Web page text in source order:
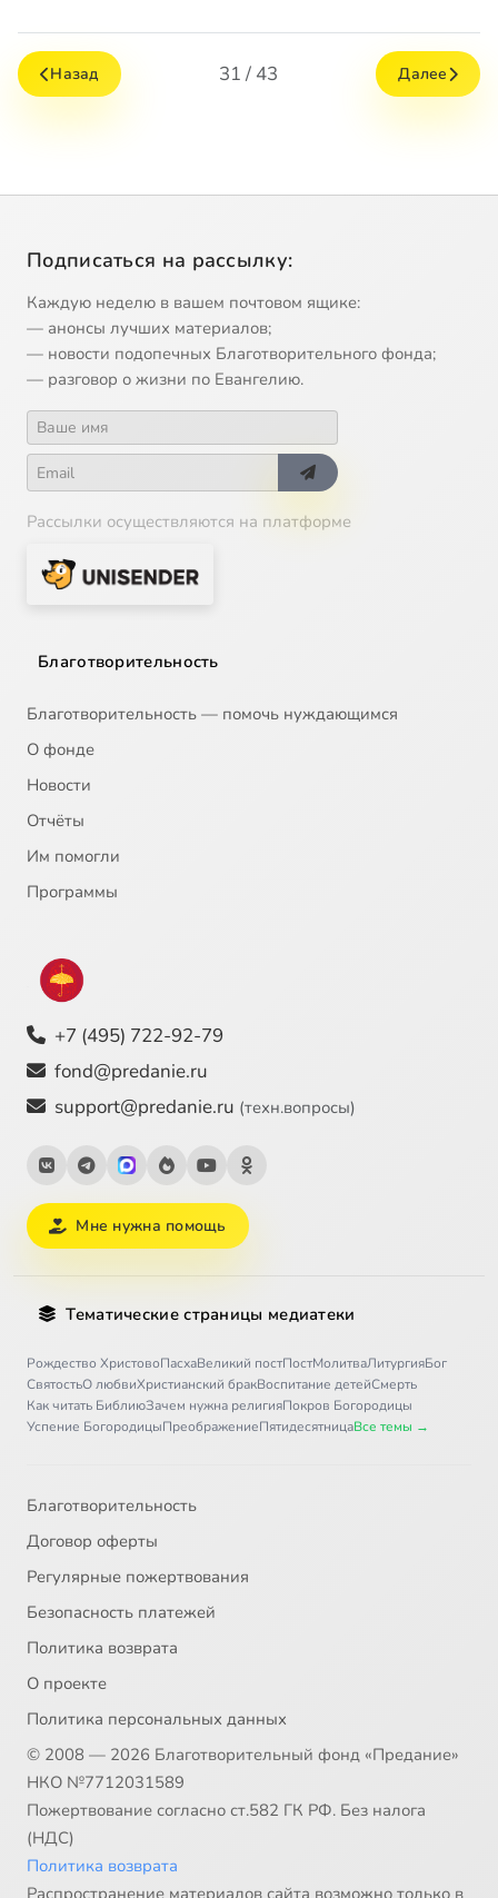
Назад 31 / 43 Далее
Подписаться на рассылку:
Каждую неделю в вашем почтовом ящике:
— анонсы лучших материалов;
— новости подопечных Благотворительного фонда;
— разговор о жизни по Евангелию.
Рассылки осуществляются на платформе
Благотворительность
Благотворительность — помочь нуждающимся
О фонде
Новости
Отчёты
Им помогли
Программы
+7 (495) 722-92-79
fond@predanie.ru
support@predanie.ru (техн.вопросы)
Мне нужна помощь
Тематические страницы медиатеки
Рождество ХристовоПасхаВеликий постПостМолитваЛитургияБог
СвятостьО любвиХристианский бракВоспитание детейСмерть
Как читать БиблиюЗачем нужна религияПокров Богородицы
Успение БогородицыПреображениеПятидесятницаВсе темы →
Благотворительность
Договор оферты
Регулярные пожертвования
Безопасность платежей
Политика возврата
О проекте
Политика персональных данных
© 2008 — 2026 Благотворительный фонд «Предание»
НКО №7712031589
Пожертвование согласно ст.582 ГК РФ. Без налога
(НДС)
Политика возврата